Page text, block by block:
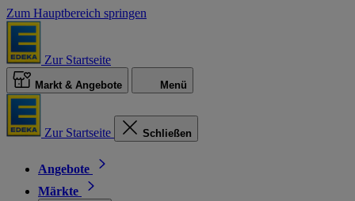
Zum Hauptbereich springen
Zur Startseite
Markt & Angebote Menü
Zur Startseite Schließen
Angebote
Märkte